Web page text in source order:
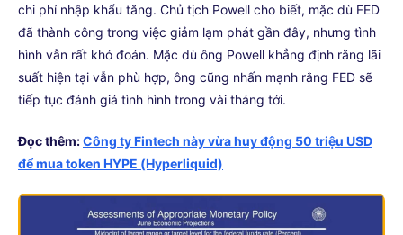
chi phí nhập khẩu tăng. Chủ tịch Powell cho biết, mặc dù FED
đã thành công trong việc giảm lạm phát gần đây, nhưng tình
hình vẫn rất khó đoán. Mặc dù ông Powell khẳng định rằng lãi
suất hiện tại vẫn phù hợp, ông cũng nhấn mạnh rằng FED sẽ
tiếp tục đánh giá tình hình trong vài tháng tới.
Đọc thêm:Công ty Fintech này vừa huy động 50 triệu USD
để mua token HYPE (Hyperliquid)